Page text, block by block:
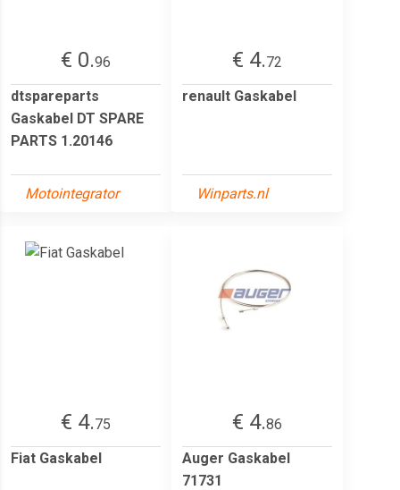
€ 0.96
dtspareparts
Gaskabel DT SPARE
PARTS 1.20146
Motointegrator
€ 4.72
renault Gaskabel
Winparts.nl
€ 4.75
Fiat Gaskabel
€ 4.86
Auger Gaskabel
71731